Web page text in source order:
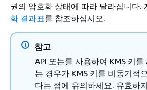
권의 암호화 상태에 따라 달라집니다.
화 결과표를 참조하십시오.
참고
API 또는를 사용하여 KMS 키를
는 경우가 KMS 키를 비동기적
다는 점에 유의하세요. 유효하